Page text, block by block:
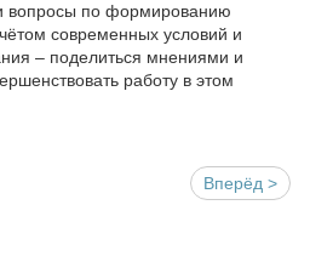
вопросы по формированию
современных условий и
– поделиться мнениями и
работу в этом
Вперёд >